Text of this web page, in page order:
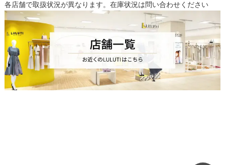
各店舗で取扱状況が異なります。在庫状況は問い合わせください